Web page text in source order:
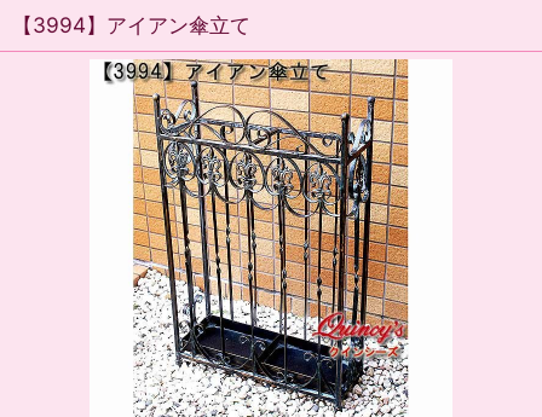
【3994】アイアン傘立て